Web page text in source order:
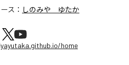
ス： しのみや ゆたか
home